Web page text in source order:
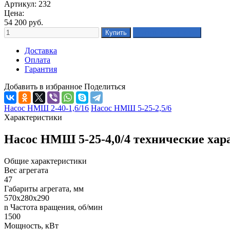
Артикул: 232
Цена:
54 200 руб.
Доставка
Оплата
Гарантия
Добавить в избранное Поделиться
Насос НМШ 2-40-1,6/16 Насос НМШ 5-25-2,5/6
Характеристики
Насос НМШ 5-25-4,0/4 технические
Общие характеристики
Вес агрегата
47
Габариты агрегата, мм
570х280х290
n Частота вращения, об/мин
1500
Мощность, кВт